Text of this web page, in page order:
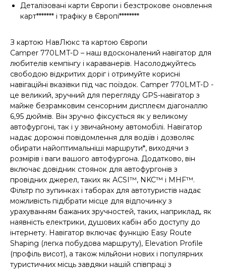
Деталізовані карти Європи і безстрокове оновлення
карт******* і трафіку в Європі********
З картою НавЛюкс та картою Європи
Camper 770LMT-D – наш вдосконалений навігатор для
любителів кемпінгу і караванерів. Насолоджуйтесь
свободою відкритих доріг і отримуйте корисні
навігаційні вказівки під час поїздок. Camper 770LMT-D -
це великий, зручний для перегляду GPS-навігатор з
майже безрамковим сенсорним дисплеєм діагоналлю
6,95 дюймів. Він зручно фіксується як у великому
автофургоні, так і у звичайному автомобілі. Навігатор
надає дорожні повідомлення для водіїв і дозволяє
обирати найоптимальніші маршрути*, виходячи з
розмірів і ваги вашого автофургона. Додатково, він
включає довідник стоянок для автофургонів з
провідних джерел, таких як ACSI™, NKC™ і MHF™.
Фільтр по зупинках і таборах для автотуристів надає
можливість підібрати місце для відпочинку з
урахуванням бажаних зручностей, таких, наприклад, як
наявність електрики, душових кабін або доступу до
інтернету. Навігатор включає функцію Easy Route
Shaping (легка побудова маршруту), Elevation Profile
(профіль висот), а також мільйони нових і популярних
туристичних місць завдяки нашій співпраці з